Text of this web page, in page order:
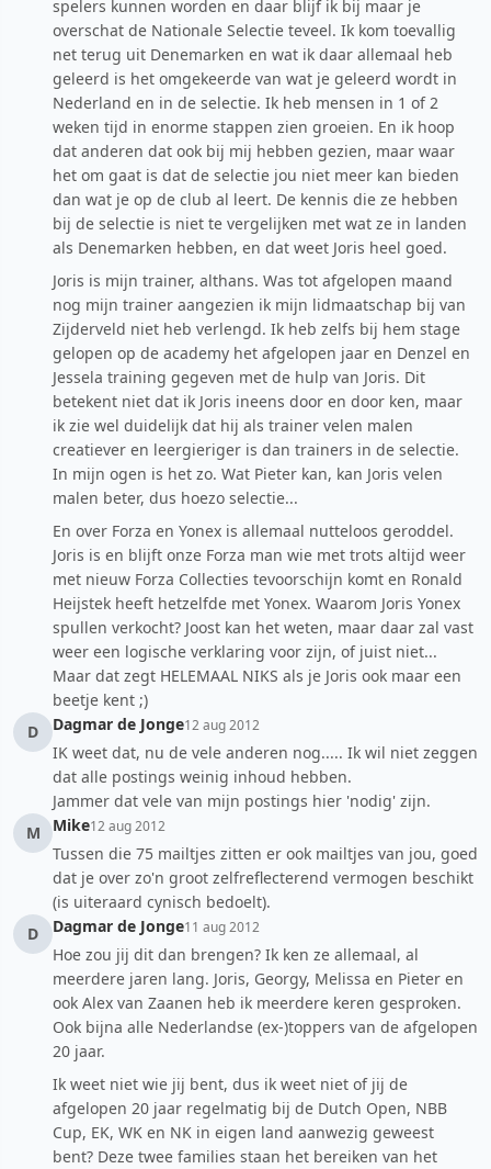
spelers kunnen worden en daar blijf ik bij maar je
overschat de Nationale Selectie teveel. Ik kom toevallig
net terug uit Denemarken en wat ik daar allemaal heb
geleerd is het omgekeerde van wat je geleerd wordt in
Nederland en in de selectie. Ik heb mensen in 1 of 2
weken tijd in enorme stappen zien groeien. En ik hoop
dat anderen dat ook bij mij hebben gezien, maar waar
het om gaat is dat de selectie jou niet meer kan bieden
dan wat je op de club al leert. De kennis die ze hebben
bij de selectie is niet te vergelijken met wat ze in landen
als Denemarken hebben, en dat weet Joris heel goed.
Joris is mijn trainer, althans. Was tot afgelopen maand
nog mijn trainer aangezien ik mijn lidmaatschap bij van
Zijderveld niet heb verlengd. Ik heb zelfs bij hem stage
gelopen op de academy het afgelopen jaar en Denzel en
Jessela training gegeven met de hulp van Joris. Dit
betekent niet dat ik Joris ineens door en door ken, maar
ik zie wel duidelijk dat hij als trainer velen malen
creatiever en leergieriger is dan trainers in de selectie.
In mijn ogen is het zo. Wat Pieter kan, kan Joris velen
malen beter, dus hoezo selectie...
En over Forza en Yonex is allemaal nutteloos geroddel.
Joris is en blijft onze Forza man wie met trots altijd weer
met nieuw Forza Collecties tevoorschijn komt en Ronald
Heijstek heeft hetzelfde met Yonex. Waarom Joris Yonex
spullen verkocht? Joost kan het weten, maar daar zal vast
weer een logische verklaring voor zijn, of juist niet...
Maar dat zegt HELEMAAL NIKS als je Joris ook maar een
beetje kent ;)
D
Dagmar de Jonge12 aug 2012
IK weet dat, nu de vele anderen nog..... Ik wil niet zeggen
dat alle postings weinig inhoud hebben.
Jammer dat vele van mijn postings hier 'nodig' zijn.
M
Mike12 aug 2012
Tussen die 75 mailtjes zitten er ook mailtjes van jou, goed
dat je over zo'n groot zelfreflecterend vermogen beschikt
(is uiteraard cynisch bedoelt).
D
Dagmar de Jonge11 aug 2012
Hoe zou jij dit dan brengen? Ik ken ze allemaal, al
meerdere jaren lang. Joris, Georgy, Melissa en Pieter en
ook Alex van Zaanen heb ik meerdere keren gesproken.
Ook bijna alle Nederlandse (ex-)toppers van de afgelopen
20 jaar.
Ik weet niet wie jij bent, dus ik weet niet of jij de
afgelopen 20 jaar regelmatig bij de Dutch Open, NBB
Cup, EK, WK en NK in eigen land aanwezig geweest
bent? Deze twee families staan het bereiken van het